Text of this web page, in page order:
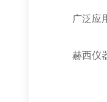
广泛应用
赫西仪